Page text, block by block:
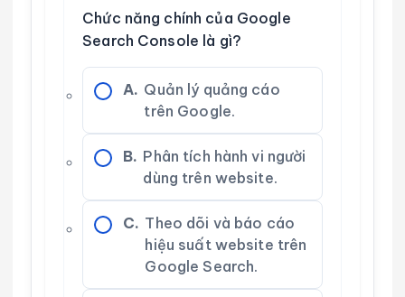
Chức năng chính của Google
Search Console là gì?
A. Quản lý quảng cáo
trên Google.
B. Phân tích hành vi người
dùng trên website.
C. Theo dõi và báo cáo
hiệu suất website trên
Google Search.